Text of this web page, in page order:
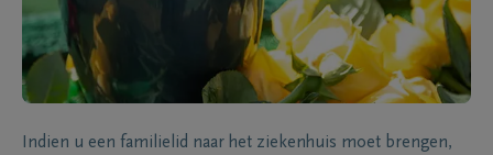
Indien u een familielid naar het ziekenhuis moet brengen,